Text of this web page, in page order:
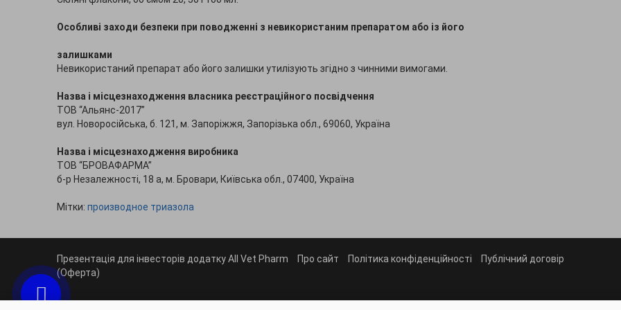
Особливі заходи безпеки при поводженні з невикористаним препаратом або із його
залишками
Невикористаний препарат або його залишки утилізують згідно з чинними вимогами.
Назва і місцезнаходження власника реєстраційного посвідчення
ТОВ “Альянс-2017”
вул. Новоросійська, б. 121, м. Запоріжжя, Запорізька обл., 69060, Україна
Назва і місцезнаходження виробника
ТОВ “БРОВАФАРМА”
б-р Незалежності, 18 а, м. Бровари, Київська обл., 07400, Україна
Мітки:производное триазола
Презентація для інвесторів додатку All Vet Pharm Про сайт Політика конфіденційності
Публічний договір
(Оферта)